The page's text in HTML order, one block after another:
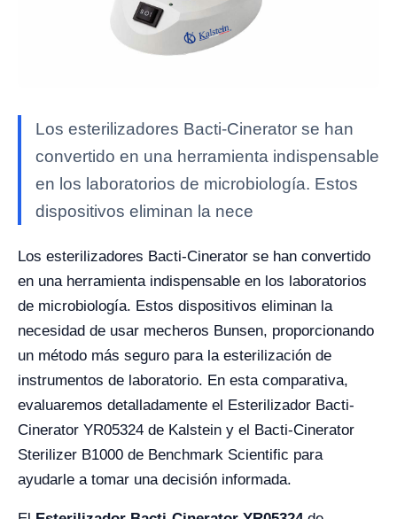
Los esterilizadores Bacti-Cinerator se han
convertido en una herramienta indispensable
en los laboratorios de microbiología. Estos
dispositivos eliminan la nece
Los esterilizadores Bacti-Cinerator se han convertido
en una herramienta indispensable en los laboratorios
de microbiología. Estos dispositivos eliminan la
necesidad de usar mecheros Bunsen, proporcionando
un método más seguro para la esterilización de
instrumentos de laboratorio. En esta comparativa,
evaluaremos detalladamente el Esterilizador Bacti-
Cinerator YR05324 de Kalstein y el Bacti-Cinerator
Sterilizer B1000 de Benchmark Scientific para
ayudarle a tomar una decisión informada.